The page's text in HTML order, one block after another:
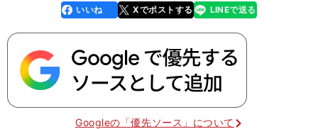
faceboo
k
いいね Xでポストする
line LINEで送る
Googleの「優先ソース」について